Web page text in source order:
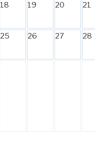
18 19 20 21
25 26 27 28